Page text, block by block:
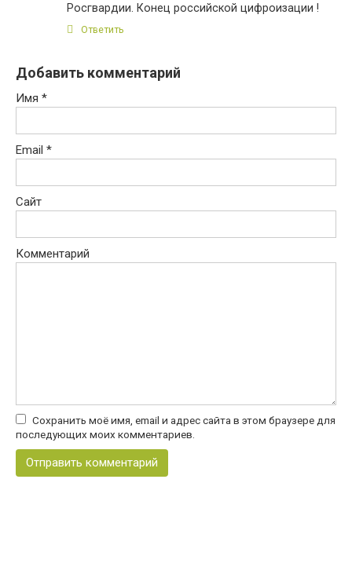
Росгвардии. Конец российской цифроизации !
Ответить
Добавить комментарий
Имя *
Email *
Сайт
Комментарий
Сохранить моё имя, email и адрес сайта в этом браузере для
последующих моих комментариев.